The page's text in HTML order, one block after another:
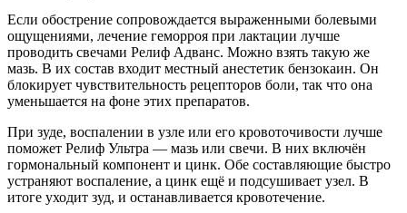
Если обострение сопровождается выраженными болевыми
ощущениями, лечение геморроя при лактации лучше
проводить свечами Релиф Адванс. Можно взять такую же
мазь. В их состав входит местный анестетик бензокаин. Он
блокирует чувствительность рецепторов боли, так что она
уменьшается на фоне этих препаратов.
При зуде, воспалении в узле или его кровоточивости лучше
поможет Релиф Ультра — мазь или свечи. В них включён
гормональный компонент и цинк. Обе составляющие быстро
устраняют воспаление, а цинк ещё и подсушивает узел. В
итоге уходит зуд, и останавливается кровотечение.